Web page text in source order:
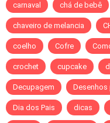
carnaval chá de bebê
chaveiro de melancia
coelho Cofre
crochet cupcake
Decupagem Desenhos
Dia dos Pais dicas